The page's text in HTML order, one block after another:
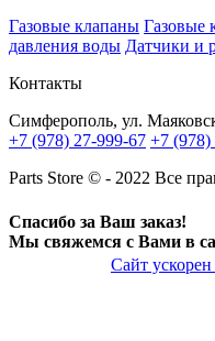
Газовые клапаны Газовые
давления воды Датчики и
Контакты
Симферополь, ул.
+7 (978) 27-999-67 +7 (978)
Parts Store © - 2022 Все
Спасибо за Ваш заказ!
Мы свяжемся с Вами в
Сайт